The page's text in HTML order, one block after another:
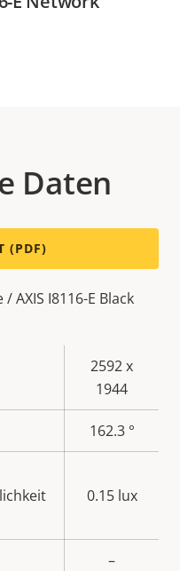
Daten
(PDF)
AXIS I8116-E Black
Eigentumswert
2592 x
1944
162.3 °
0.15 lux
–